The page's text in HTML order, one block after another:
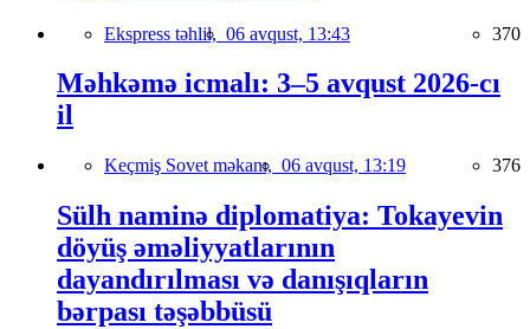
Ekspress təhlil, 06 avqust, 13:43 370
Məhkəmə icmalı: 3–5 avqust 2026-cı
il
Keçmiş Sovet məkanı, 06 avqust, 13:19 376
Sülh naminə diplomatiya: Tokayevin
döyüş əməliyyatlarının
dayandırılması və danışıqların
bərpası təşəbbüsü